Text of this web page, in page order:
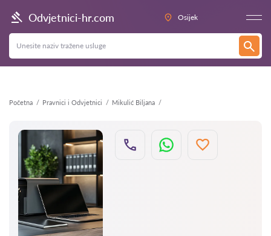
Odvjetnici-hr.com Osijek
Početna Pravnici i Odvjetnici Mikulić Biljana
Natrag